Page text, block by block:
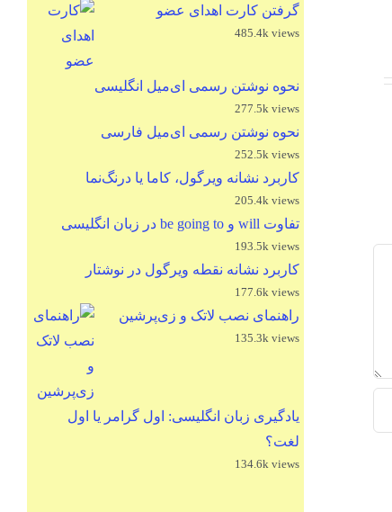
گرفتن کارت اهدای عضو
485.4k views
نحوه نوشتن رسمی ای‌میل انگلیسی
277.5k views
نحوه نوشتن رسمی ای‌میل فارسی
252.5k views
کاربرد نشانه ویرگول، کاما یا درنگ‌نما
205.4k views
تفاوت will و be going to در زبان انگلیسی
193.5k views
کاربرد نشانه نقطه ویرگول در نوشتار
177.6k views
راهنمای نصب لاتک و زی‌پرشین
135.3k views
یادگیری زبان انگلیسی: اول گرامر یا اول
لغت؟
134.6k views